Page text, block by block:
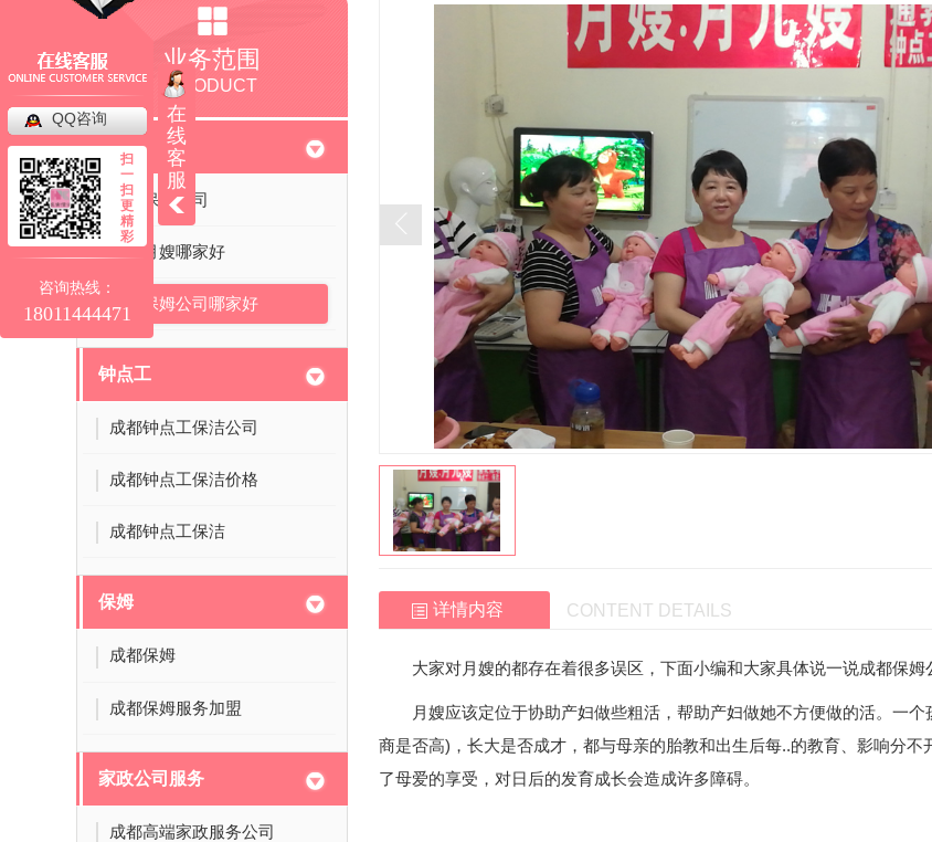
业务范围
PRODUCT
月嫂
成都保姆公司
成都月嫂哪家好
成都保姆公司哪家好
钟点工
成都钟点工保洁公司
成都钟点工保洁价格
成都钟点工保洁
保姆
成都保姆
成都保姆服务加盟
家政公司服务
成都高端家政服务公司
详情内容 CONTENT DETAILS
大家对月嫂的都存在着很多误区，下面小编和大家具体说一说成都保姆
月嫂应该定位于协助产妇做些粗活，帮助产妇做她不方便做的活。一
商是否高)，长大是否成才，都与母亲的胎教和出生后每..的教育、影响分
了母爱的享受，对日后的发育成长会造成许多障碍。
在
线
客
服
QQ咨询
扫
一
扫
更
精
彩
咨询热线：
18011444471